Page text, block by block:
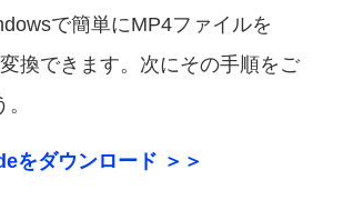
で簡単にMP4ファイルを
換できます。次にその手順をご
をダウンロード ＞＞